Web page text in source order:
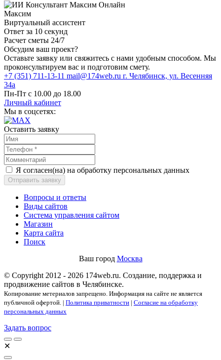
Онлайн
Максим
Виртуальный ассистент
Ответ за 10 секунд
Расчет сметы 24/7
Обсудим ваш проект?
Оставьте заявку или свяжитесь с нами удобным способом. Мы
проконсультируем вас и подготовим смету.
+7 (351) 711-13-11 mail@174web.ru г. Челябинск, ул. Весенняя
34а
Пн-Пт с 10.00 до 18.00
Личный кабинет
Мы в соцсетях:
Оставить заявку
Я согласен(на) на обработку персональных данных
Отправить заявку
Вопросы и ответы
Виды сайтов
Система управления сайтом
Магазин
Карта сайта
Поиск
Ваш город Москва
© Copyright 2012 - 2026 174web.ru. Создание, поддержка и
продвижение сайтов в Челябинске.
Копирование метериалов запрещено. Информация на сайте не является
публичной офертой. | Политика приватности | Согласие на обработку
персональных данных
Задать вопрос
✕